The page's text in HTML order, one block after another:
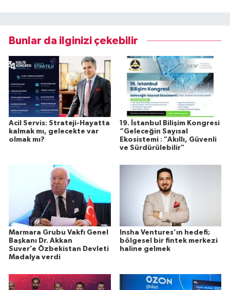
Bunlar da ilginizi çekebilir
Acil Servis: Strateji-Hayatta
kalmak mı, gelecekte var
olmak mı?
19. İstanbul Bilişim Kongresi
“Geleceğin Sayısal
Ekosistemi : "Akıllı, Güvenli
ve Sürdürülebilir"
Marmara Grubu Vakfı Genel
Başkanı Dr. Akkan
Suver’e Özbekistan Devleti
Madalya verdi
Insha Ventures’ın hedefi;
bölgesel bir fintek merkezi
haline gelmek